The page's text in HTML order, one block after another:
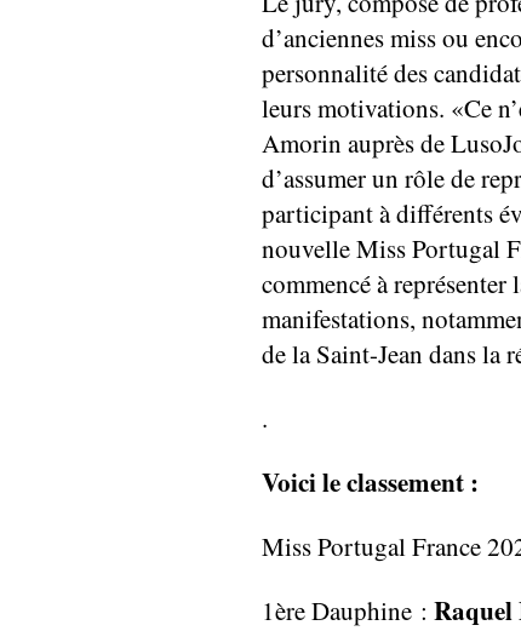
d’anciennes miss ou
personnalité des
leurs motivations. «Ce
Amorin auprès de
d’assumer un rôle de
participant à différents
nouvelle Miss Portugal
commencé à
manifestations,
de la Saint-Jean dans la
.
Voici le classement :
Miss Portugal France
1ère Dauphine : Raquel